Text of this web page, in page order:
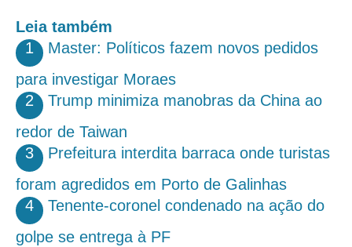
Leia também
1
Master: Políticos fazem novos pedidos
para investigar Moraes
2
Trump minimiza manobras da China ao
redor de Taiwan
3
Prefeitura interdita barraca onde turistas
foram agredidos em Porto de Galinhas
4
Tenente-coronel condenado na ação do
golpe se entrega à PF